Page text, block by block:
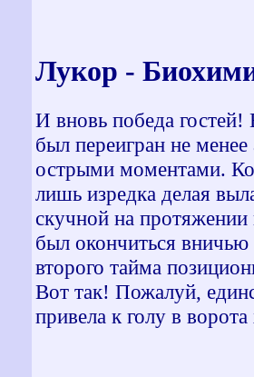
Лукор -
И вновь победа
был переигран не
острыми моментами.
лишь изредка делая
скучной на протяжении
был окончиться
второго тайма
Вот так! Пожалуй,
привела к голу в